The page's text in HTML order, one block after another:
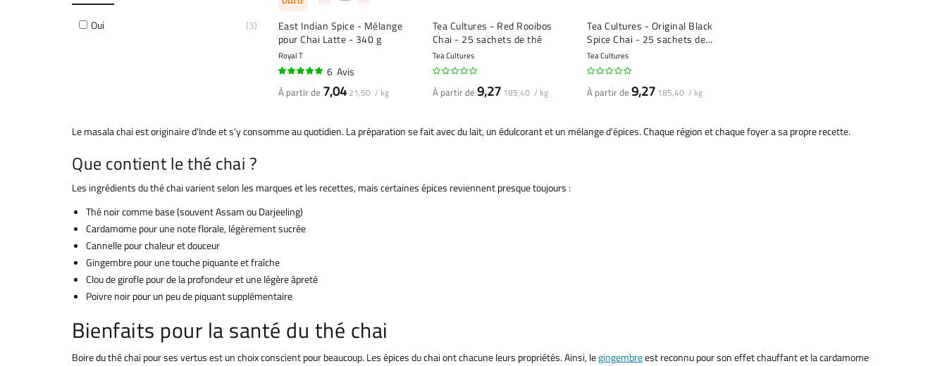
East Indian Spice - Mélange
pour Chai Latte - 340 g
Royal T
6 Avis
À partir de 7,04 21,50 / kg
Tea Cultures - Red Rooibos
Chai - 25 sachets de thé
Tea Cultures
À partir de 9,27 185,40 / kg
Tea Cultures - Original Black
Spice Chai - 25 sachets de
thé
Tea Cultures
À partir de 9,27 185,40 / kg
Oui 3
Le masala chai est originaire d'Inde et s'y consomme au quotidien. La préparation se fait avec du lait, un édulcorant et un mélange d'épices. Chaque région et chaque foyer a sa propre recette.
Que contient le thé chai ?
Les ingrédients du thé chai varient selon les marques et les recettes, mais certaines épices reviennent presque toujours :
Thé noir comme base (souvent Assam ou Darjeeling)
Cardamome pour une note florale, légèrement sucrée
Cannelle pour chaleur et douceur
Gingembre pour une touche piquante et fraîche
Clou de girofle pour de la profondeur et une légère âpreté
Poivre noir pour un peu de piquant supplémentaire
Bienfaits pour la santé du thé chai
Boire du thé chai pour ses vertus est un choix conscient pour beaucoup. Les épices du chai ont chacune leurs propriétés. Ainsi, legingembreest reconnu pour son effet chauffant et la cardamome